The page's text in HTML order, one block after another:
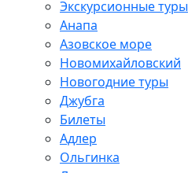
Экскурсионные туры
Анапа
Азовское море
Новомихайловский
Новогодние туры
Джубга
Билеты
Адлер
Ольгинка